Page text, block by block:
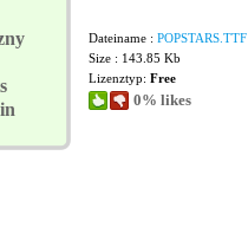
Dateiname : POPSTARS.TTF
Size : 143.85 Kb
Lizenztyp: Free
0% likes